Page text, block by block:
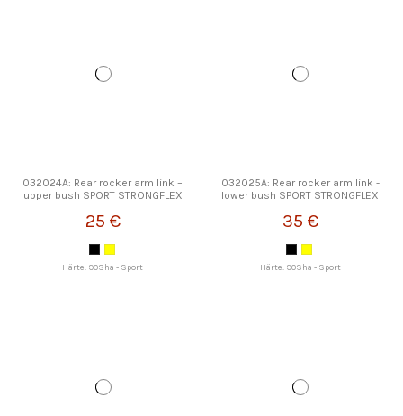
032024A: Rear rocker arm link –
upper bush SPORT STRONGFLEX
25 €
Härte: 90Sha - Sport
032025A: Rear rocker arm link -
lower bush SPORT STRONGFLEX
35 €
Härte: 90Sha - Sport